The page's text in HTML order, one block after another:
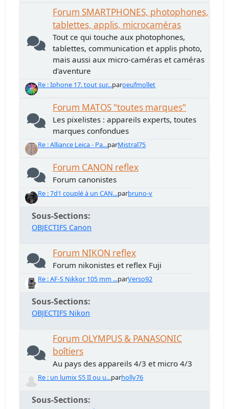
Forum SMARTPHONES, photophones,
tablettes, applis, microcaméras
Tout ce qui touche aux photophones,
tablettes, communication et applis photo,
mais aussi aux micro-caméras et caméras
d'aventure
Re : Iphone 17. tout sur...paroeufmollet
Forum MATOS "toutes marques"
Les pixelistes : appareils experts, toutes
marques confondues
Re : Alliance Leica - Pa...parMistral75
Forum CANON reflex
Forum canonistes
Re : 7d1 couplé à un CAN...parbruno-v
Sous-Sections
OBJECTIFS Canon
Forum NIKON reflex
Forum nikonistes et reflex Fuji
Re : AF-S Nikkor 105 mm ...parVerso92
Sous-Sections
OBJECTIFS Nikon
Forum OLYMPUS & PANASONIC
boîtiers
Au pays des appareils 4/3 et micro 4/3
Re : un lumix S5 II ou u...parholly76
Sous-Sections